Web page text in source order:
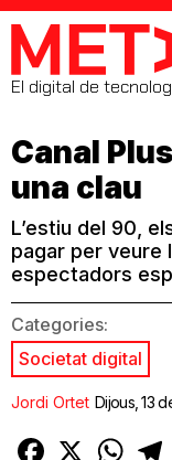
MetaData
El digital de
Canal
una clau
L’estiu del 90,
pagar per veure
espectadors
Categories:
Societat digital
Jordi Ortet Dijous, 13
Facebook
X